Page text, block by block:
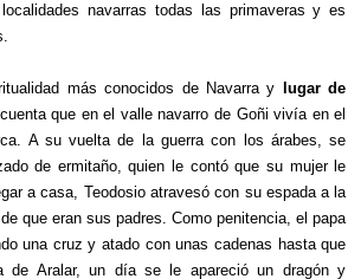
navarras todas las primaveras y es
más conocidos de Navarra y
lugar de
que en el valle navarro de Goñi vivía en el
A su vuelta de la guerra con los árabes, se
de ermitaño, quien le contó que su mujer le
a casa, Teodosio atravesó con su espada a la
que eran sus padres. Como penitencia, el papa
una cruz y atado con unas cadenas hasta que
de Aralar, un día se le apareció un dragón y